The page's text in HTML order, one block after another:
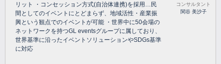
リット ・コンセッション方式(自治体連携)を採用…民
間としてのイベントにとどまらず、地域活性・産業振
興という観点でのイベントが可能 ・世界中に50会場の
ネットワークを持つGL eventsグループに属しており、
世界基準に沿ったイベントソリューションやSDGs基準
に対応
コンサルタント
関谷 美沙子